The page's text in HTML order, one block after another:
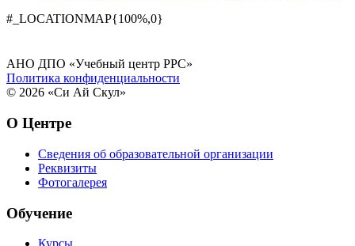
#_LOCATIONMAP{100%,0}
АНО ДПО «Учебный центр РРС»
Политика конфиденциальности
© 2026 «Си Ай Скул»
О Центре
Сведения об образовательной организации
Реквизиты
Фотогалерея
Обучение